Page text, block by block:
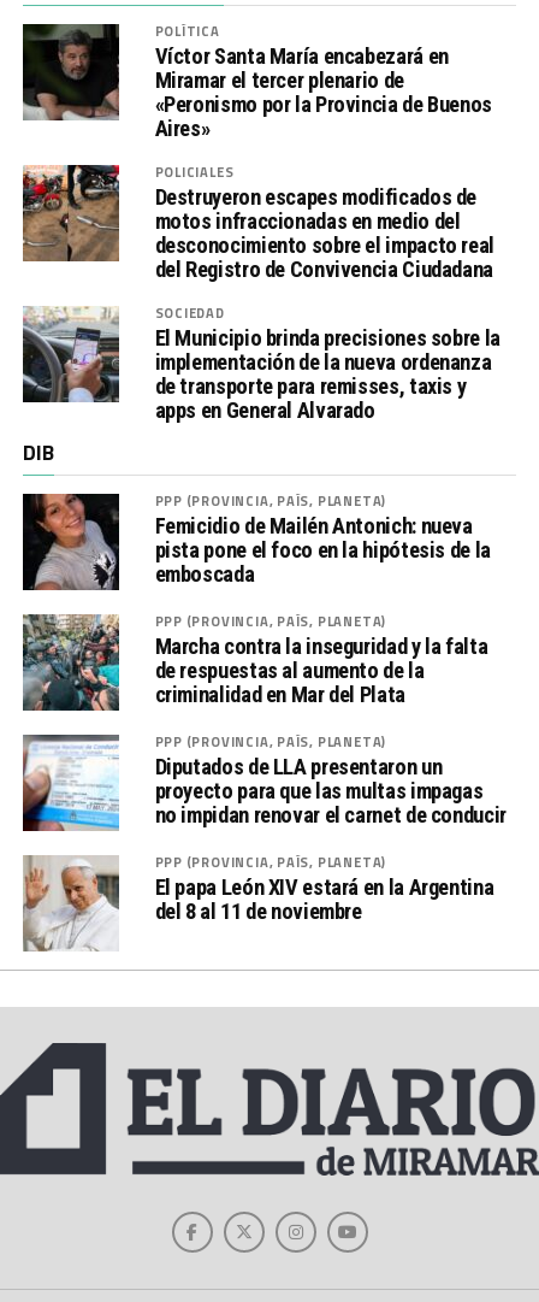
POLÍTICA
Víctor Santa María encabezará en
Miramar el tercer plenario de
«Peronismo por la Provincia de Buenos
Aires»
POLICIALES
Destruyeron escapes modificados de
motos infraccionadas en medio del
desconocimiento sobre el impacto real
del Registro de Convivencia Ciudadana
SOCIEDAD
El Municipio brinda precisiones sobre la
implementación de la nueva ordenanza
de transporte para remisses, taxis y
apps en General Alvarado
DIB
PPP (PROVINCIA, PAÍS, PLANETA)
Femicidio de Mailén Antonich: nueva
pista pone el foco en la hipótesis de la
emboscada
PPP (PROVINCIA, PAÍS, PLANETA)
Marcha contra la inseguridad y la falta
de respuestas al aumento de la
criminalidad en Mar del Plata
PPP (PROVINCIA, PAÍS, PLANETA)
Diputados de LLA presentaron un
proyecto para que las multas impagas
no impidan renovar el carnet de conducir
PPP (PROVINCIA, PAÍS, PLANETA)
El papa León XIV estará en la Argentina
del 8 al 11 de noviembre